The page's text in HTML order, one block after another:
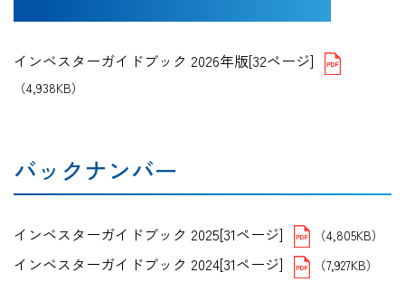
インベスターガイドブック 2026年版[32ページ]
（4,938KB）
バックナンバー
インベスターガイドブック 2025[31ページ] （4,805KB）
インベスターガイドブック 2024[31ページ] （7,927KB）